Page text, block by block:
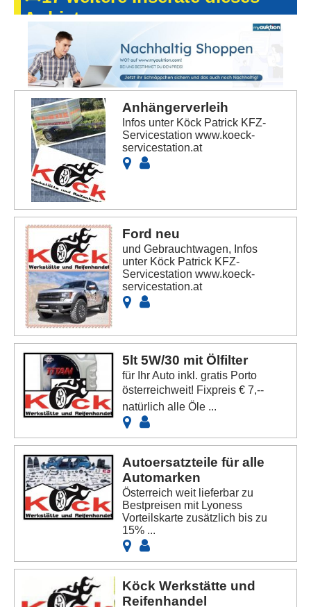
Anbieters
Anhängerverleih
Infos unter Köck Patrick KFZ-
Servicestation www.koeck-
servicestation.at
Ford neu
und Gebrauchtwagen, Infos
unter Köck Patrick KFZ-
Servicestation www.koeck-
servicestation.at
5lt 5W/30 mit Ölfilter
für Ihr Auto inkl. gratis Porto
österreichweit! Fixpreis € 7,--
natürlich alle Öle ...
Autoersatzteile für alle
Automarken
Österreich weit lieferbar zu
Bestpreisen mit Lyoness
Vorteilskarte zusätzlich bis zu
15% ...
Köck Werkstätte und
Reifenhandel